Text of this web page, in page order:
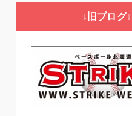
リ
↓旧ブログ↓